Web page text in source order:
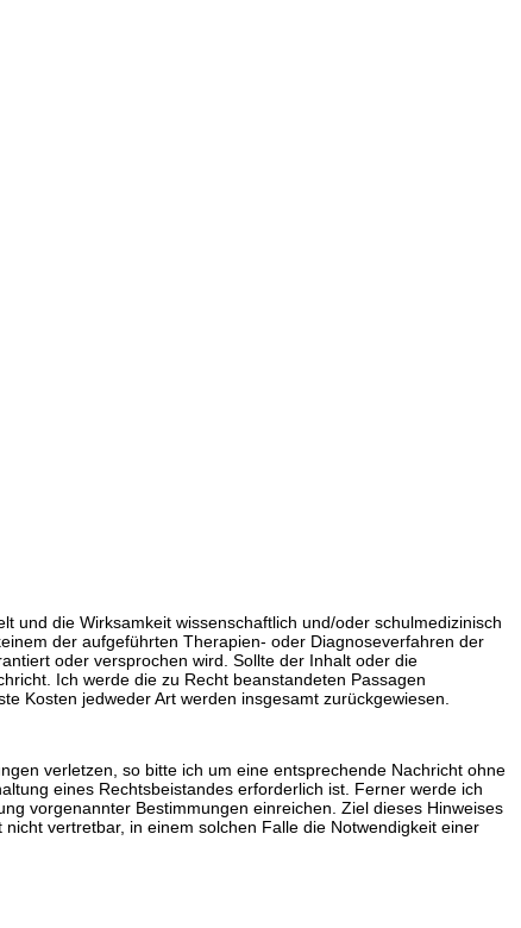
und die Wirksamkeit wissenschaftlich und/oder schulmedizinisch
der aufgeführten Therapien- oder Diagnoseverfahren der
oder versprochen wird. Sollte der Inhalt oder die
Ich werde die zu Recht beanstandeten Passagen
Kosten jedweder Art werden insgesamt zurückgewiesen.
verletzen, so bitte ich um eine entsprechende Nachricht ohne
eines Rechtsbeistandes erforderlich ist. Ferner werde ich
vorgenannter Bestimmungen einreichen. Ziel dieses Hinweises
vertretbar, in einem solchen Falle die Notwendigkeit einer